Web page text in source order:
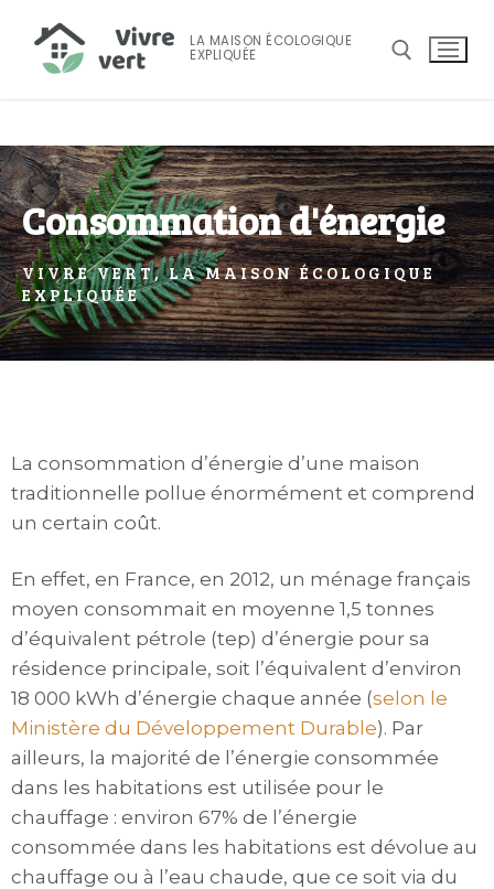
LA MAISON ÉCOLOGIQUE
EXPLIQUÉE
Accueil
Maison écologique
Types de maison écologique
Consommation D’énergie
Consommation d’énergie
Énergie solaire
Électricité
Ameublement Écologique
À Propos
Consommation d'énergie
VIVRE VERT, LA MAISON ÉCOLOGIQUE
EXPLIQUÉE
La consommation d’énergie d’une maison
traditionnelle pollue énormément et comprend
un certain coût.
En effet, en France, en 2012, un ménage français
moyen consommait en moyenne 1,5 tonnes
d’équivalent pétrole (tep) d’énergie pour sa
résidence principale, soit l’équivalent d’environ
18 000 kWh d’énergie chaque année (selon le
Ministère du Développement Durable). Par
ailleurs, la majorité de l’énergie consommée
dans les habitations est utilisée pour le
chauffage : environ 67% de l’énergie
consommée dans les habitations est dévolue au
chauffage ou à l’eau chaude, que ce soit via du